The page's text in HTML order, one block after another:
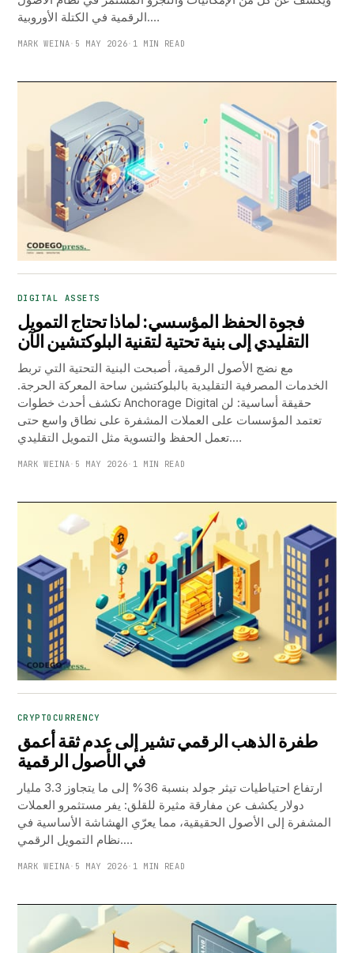
الرقمية في الكتلة الأوروبية.…
MARK WEINA· 5 MAY 2026· 1 MIN READ
DIGITAL ASSETS
فجوة الحفظ المؤسسي: لماذا تحتاج التمويل
التقليدي إلى بنية تحتية لتقنية البلوكتشين الآن
مع نضج الأصول الرقمية، أصبحت البنية التحتية التي تربط
الخدمات المصرفية التقليدية بالبلوكتشين ساحة المعركة الحرجة.
تكشف أحدث خطوات Anchorage Digital حقيقة أساسية: لن
تعتمد المؤسسات على العملات المشفرة على نطاق واسع حتى
تعمل الحفظ والتسوية مثل التمويل التقليدي.…
MARK WEINA· 5 MAY 2026· 1 MIN READ
CRYPTOCURRENCY
طفرة الذهب الرقمي تشير إلى عدم ثقة أعمق
في الأصول الرقمية
ارتفاع احتياطيات تيثر جولد بنسبة 36% إلى ما يتجاوز 3.3 مليار
دولار يكشف عن مفارقة مثيرة للقلق: يفر مستثمرو العملات
المشفرة إلى الأصول الحقيقية، مما يعرّي الهشاشة الأساسية في
نظام التمويل الرقمي.…
MARK WEINA· 5 MAY 2026· 1 MIN READ